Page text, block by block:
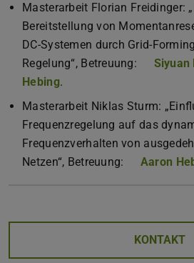
Masterarbeit Florian Freidinger:
Bereitstellung von
DC-Systemen durch Grid-
Regelung“, Betreuung:
Siyuan
Hebing.
Masterarbeit Niklas Sturm:
Frequenzregelung auf das
Frequenzverhalten von
Netzen“, Betreuung:
Aaron
KONTAKT